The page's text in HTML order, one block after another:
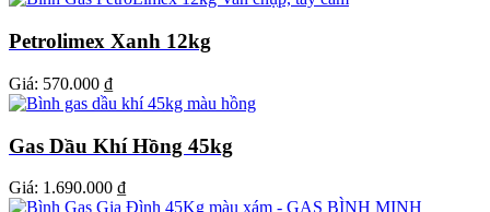
Petrolimex Xanh 12kg
Giá: 570.000 ₫
Gas Dầu Khí Hồng 45kg
Giá: 1.690.000 ₫